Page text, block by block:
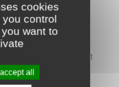
les jeunes viendront
est que ce groupe
entre les jeune et
cookies
control
want to
all